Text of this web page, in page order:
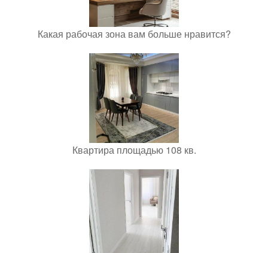
Какая рабочая зона вам больше нравится?
Квартира площадью 108 кв.